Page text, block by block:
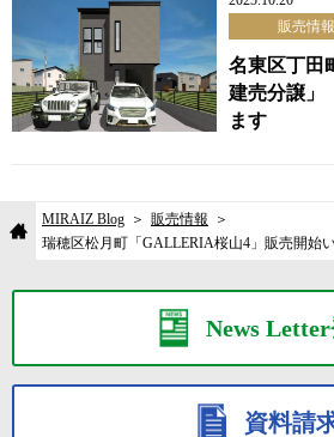
販売情報
名東区丁田
建売分譲」
ます
MIRAIZ Blog
販売情報
瑞穂区松月町「GALLERIA桜山4」販売開始
News
資料請